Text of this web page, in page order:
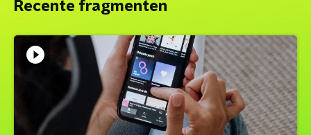
Recente fragmenten